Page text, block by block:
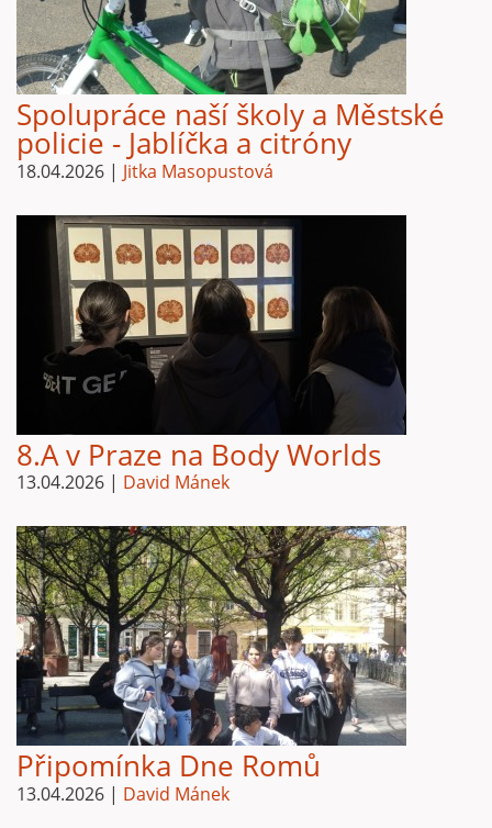
Spolupráce naší školy a Městské
policie - Jablíčka a citróny
18.04.2026 | Jitka Masopustová
8.A v Praze na Body Worlds
13.04.2026 | David Mánek
Připomínka Dne Romů
13.04.2026 | David Mánek